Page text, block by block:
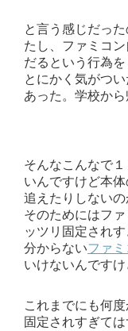
と言う感じだっ
たし、ファミコ
だるという行為を
とにかく気がつ
あった。学校から
そんなこんなで
いんですけど本
追えたりしないの
そのためにはフ
ッツリ固定され
分からないファ
いけないんですけ
これまでにも何
固定されすぎては